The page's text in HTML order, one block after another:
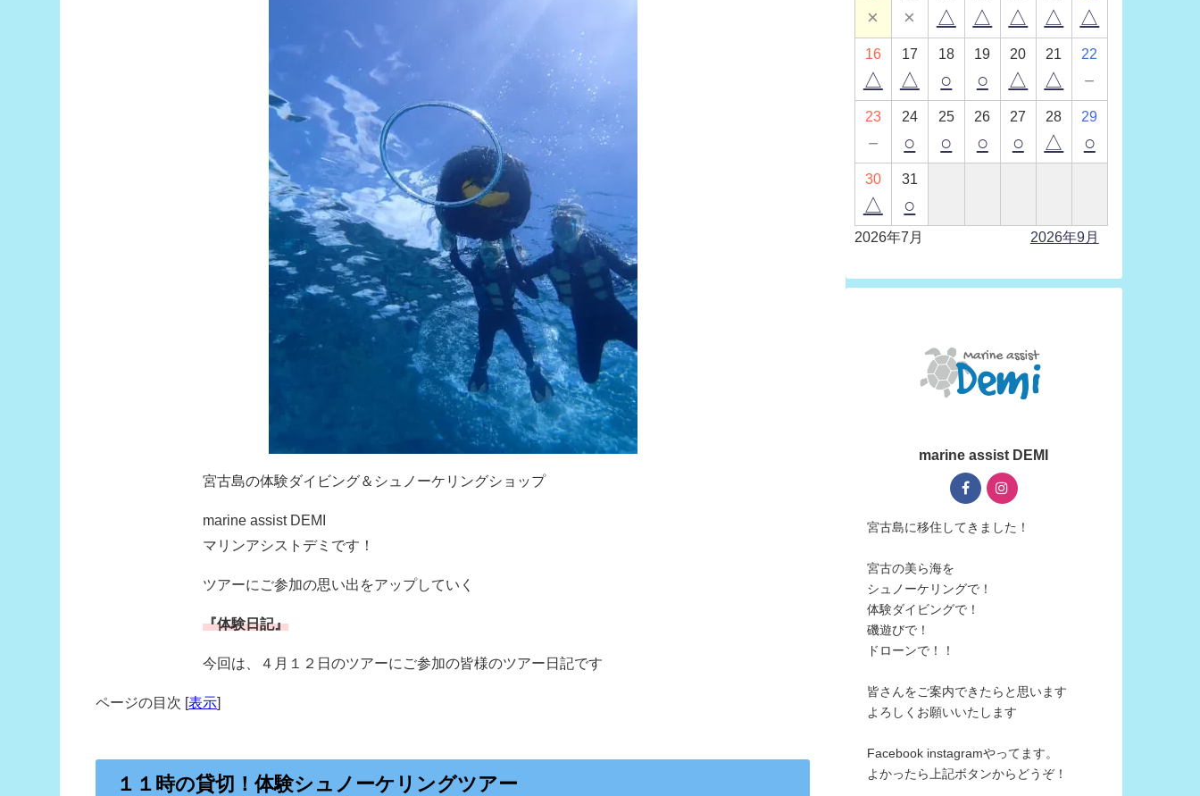
宮古島の体験ダイビング＆シュノーケリングショップ
marine assist DEMI
マリンアシストデミです！
ツアーにご参加の思い出をアップしていく
『体験日記』
今回は、４月１２日のツアーにご参加の皆様のツアー日記です
ページの目次 [表示]
１１時の貸切！体験シュノーケリングツアー
× × △ △ △ △ △
16
△
17
△
18
○
19
○
20
△
21
△
22
－
23
－
24
○
25
○
26
○
27
○
28
△
29
○
30
△
31
○
2026年7月 2026年9月
marine assist DEMI
宮古島に移住してきました！
宮古の美ら海を
シュノーケリングで！
体験ダイビングで！
磯遊びで！
ドローンで！！
皆さんをご案内できたらと思います
よろしくお願いいたします
Facebook instagramやってます。
よかったら上記ボタンからどうぞ！